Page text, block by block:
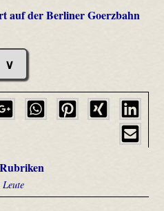
auf der Berliner Goerzbahn
∨